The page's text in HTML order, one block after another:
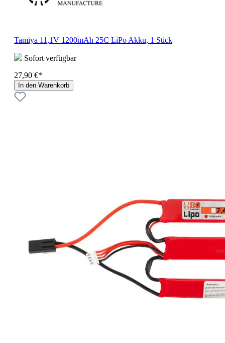
Tamiya 11,1V 1200mAh 25C LiPo Akku, 1 Stick
Sofort verfügbar
27,90 €*
In den Warenkorb